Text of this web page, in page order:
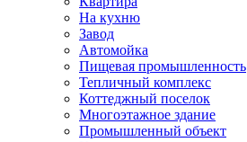
На кухню
Завод
Автомойка
Пищевая промышленность
Тепличный комплекс
Коттеджный поселок
Многоэтажное здание
Промышленный объект